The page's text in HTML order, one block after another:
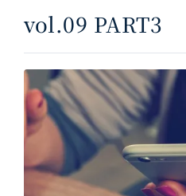
vol.09 PART3